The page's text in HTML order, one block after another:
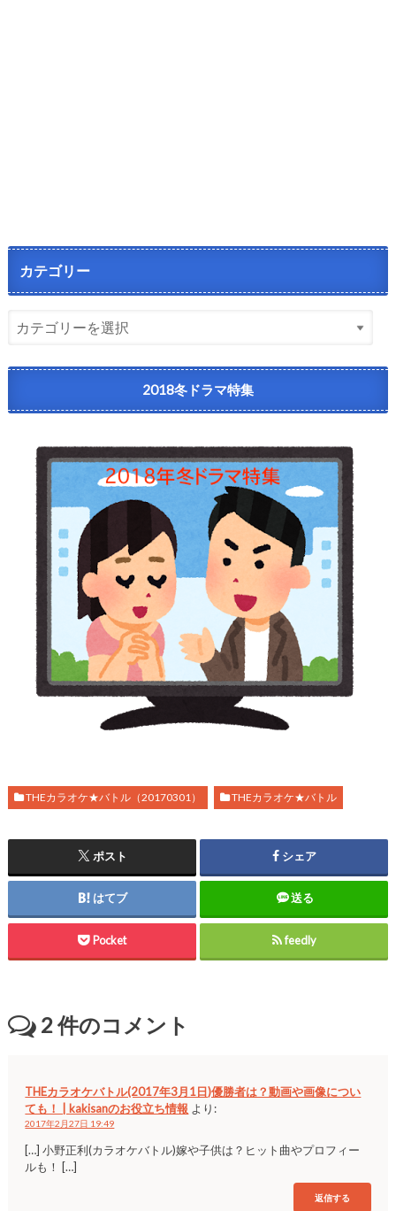
カテゴリー
2018冬ドラマ特集
THEカラオケ★バトル（20170301） THEカラオケ★バトル
ポスト シェア
はてブ 送る
Pocket feedly
2件のコメント
THEカラオケバトル(2017年3月1日)優勝者は？動画や画像につい
ても！ | kakisanのお役立ち情報 より:
2017年2月27日 19:49
[…] 小野正利(カラオケバトル)嫁や子供は？ヒット曲やプロフィー
ルも！ […]
返信する